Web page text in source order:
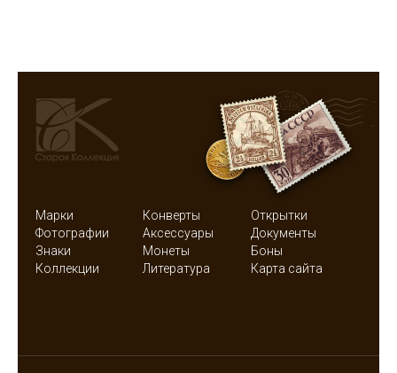
Марки Конверты
Открытки
Фотографии
Аксессуары
Документы
Знаки
Монеты
Боны
Коллекции
Литература Карта сайта